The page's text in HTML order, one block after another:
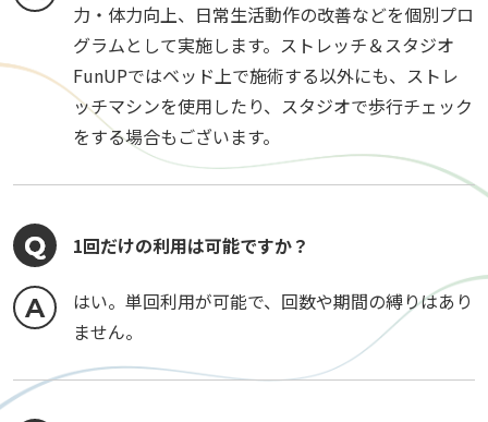
力・体力向上、日常生活動作の改善などを個別プロ
グラムとして実施します。ストレッチ＆スタジオ
FunUPではベッド上で施術する以外にも、ストレ
ッチマシンを使用したり、スタジオで歩行チェック
をする場合もございます。
1回だけの利用は可能ですか？
はい。単回利用が可能で、回数や期間の縛りはあり
ません。